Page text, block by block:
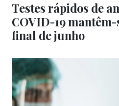
Testes rápidos de
COVID-19
final de junho